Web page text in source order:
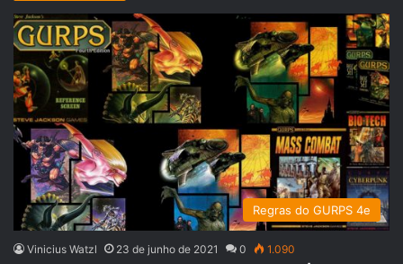
Regras do GURPS 4e
Vinicius Watzl 23 de junho de 2021 0 1.090